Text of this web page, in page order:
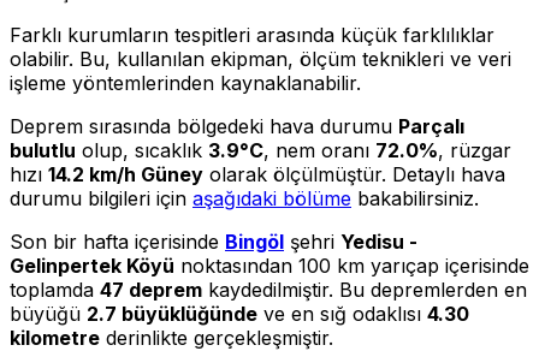
Farklı kurumların tespitleri arasında küçük farklılıklar
olabilir. Bu, kullanılan ekipman, ölçüm teknikleri ve veri
işleme yöntemlerinden kaynaklanabilir.
Deprem sırasında bölgedeki hava durumu Parçalı
bulutlu olup, sıcaklık 3.9°C, nem oranı 72.0%, rüzgar
hızı 14.2 km/h Güney olarak ölçülmüştür. Detaylı hava
durumu bilgileri için aşağıdaki bölüme bakabilirsiniz.
Son bir hafta içerisinde Bingöl şehri Yedisu -
Gelinpertek Köyü noktasından 100 km yarıçap içerisinde
toplamda 47 deprem kaydedilmiştir. Bu depremlerden en
büyüğü 2.7 büyüklüğünde ve en sığ odaklısı 4.30
kilometre derinlikte gerçekleşmiştir.